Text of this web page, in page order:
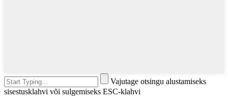
Vajutage otsingu alustamiseks
sisestusklahvi või sulgemiseks ESC-klahvi